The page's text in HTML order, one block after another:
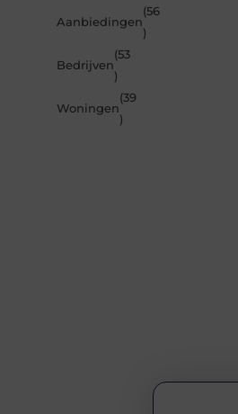
Aanbiedingen
(56
)
Bedrijven
(53
)
Woningen
(39
)